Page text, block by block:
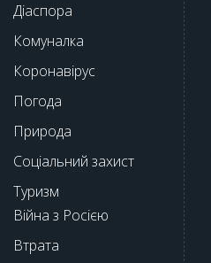
Діаспора
Комуналка
Коронавірус
Погода
Природа
Соціальний захист
Туризм
Війна з Росією
Втрата